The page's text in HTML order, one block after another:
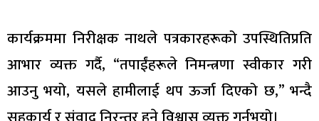
कार्यक्रममा निरीक्षक नाथले पत्रकारहरूको उपस्थितिप्रति
आभार व्यक्त गर्दै, “तपाईंहरूले निमन्त्रणा स्वीकार गरी
आउनु भयो, यसले हामीलाई थप ऊर्जा दिएको छ,” भन्दै